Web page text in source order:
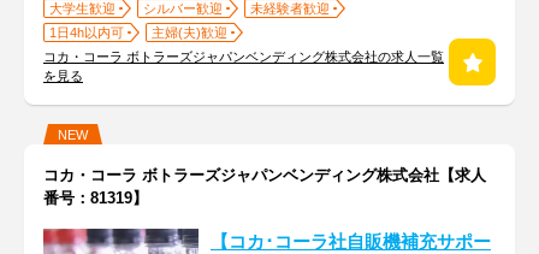
大学生歓迎 シルバー歓迎
未経験者歓迎
1日4h以内可
主婦(夫)歓迎
コカ・コーラ ボトラーズジャパンベンディング株式会社の求人一覧
を見る
NEW
コカ・コーラ ボトラーズジャパンベンディング株式会社【求人
番号：81319】
【コカ･コーラ社自販機補充サポー